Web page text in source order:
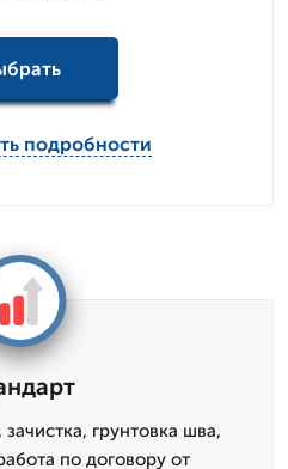
подробности
грунтовка шва,
по договору от